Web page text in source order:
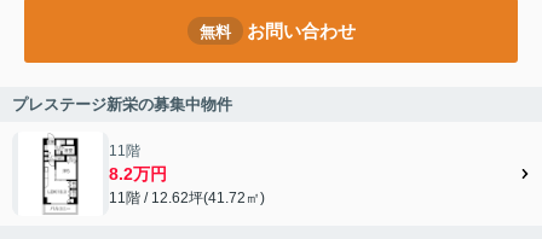
無料 お問い合わせ
プレステージ新栄の募集中物件
11階
8.2万円
11階 / 12.62坪(41.72㎡)